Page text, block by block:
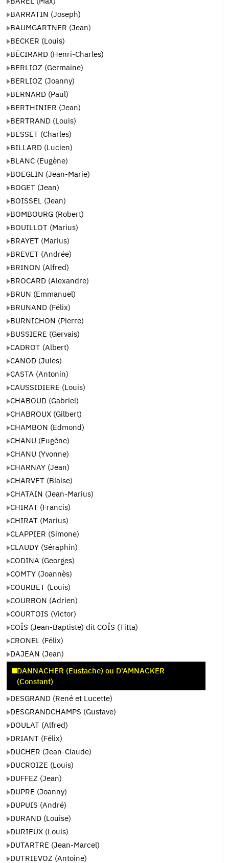
BARRATIN (Joseph)
BAUMGARTNER (Jean)
BECKER (Louis)
BÉCIRARD (Henri-Charles)
BERLIOZ (Germaine)
BERLIOZ (Joanny)
BERNARD (Paul)
BERTHINIER (Jean)
BERTRAND (Louis)
BESSET (Charles)
BILLARD (Lucien)
BLANC (Eugène)
BOEGLIN (Jean-Marie)
BOGET (Jean)
BOISSEL (Jean)
BOMBOURG (Robert)
BOUILLOT (Marius)
BRAYET (Marius)
BREVET (Andrée)
BRINON (Alfred)
BROCARD (Alexandre)
BRUN (Emmanuel)
BRUNAND (Félix)
BURNICHON (Pierre)
BUSSIERE (Gervais)
CADROT (Albert)
CANOD (Jules)
CASTA (Antonin)
CAUSSIDIERE (Louis)
CHABOUD (Gabriel)
CHABROUX (Gilbert)
CHAMBON (Edmond)
CHANU (Eugène)
CHANU (Yvonne)
CHARNAY (Jean)
CHARVET (Blaise)
CHATAIN (Jean-Marius)
CHIRAT (Francis)
CHIRAT (Marius)
CLAPPIER (Simone)
CLAUDY (Séraphin)
CODINA (Georges)
COMTY (Joannès)
COURBET (Louis)
COURBON (Adrien)
COURTOIS (Victor)
COÏS (Jean-Baptiste) dit COÏS (Titta)
CRONEL (Félix)
DAJEAN (Jean)
DANNACHER (Eustache) ou D'AMNACKER
(Constant)
DESGRAND (René et Lucette)
DESGRANDCHAMPS (Gustave)
DOULAT (Alfred)
DRIANT (Félix)
DUCHER (Jean-Claude)
DUCROIZE (Louis)
DUFFEZ (Jean)
DUPRE (Joanny)
DUPUIS (André)
DURAND (Louise)
DURIEUX (Louis)
DUTARTRE (Jean-Marcel)
DUTRIEVOZ (Antoine)